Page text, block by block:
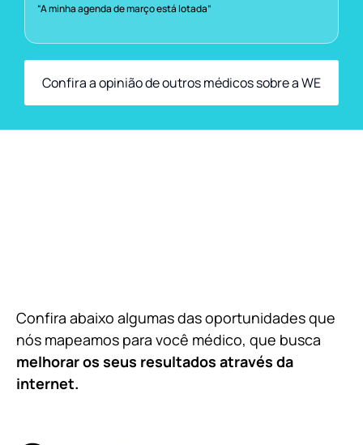
“A minha agenda de março está lotada”
Confira a opinião de outros médicos sobre a WE
Confira abaixo algumas das oportunidades que
nós mapeamos para você médico, que busca
melhorar os seus resultados através da
internet.